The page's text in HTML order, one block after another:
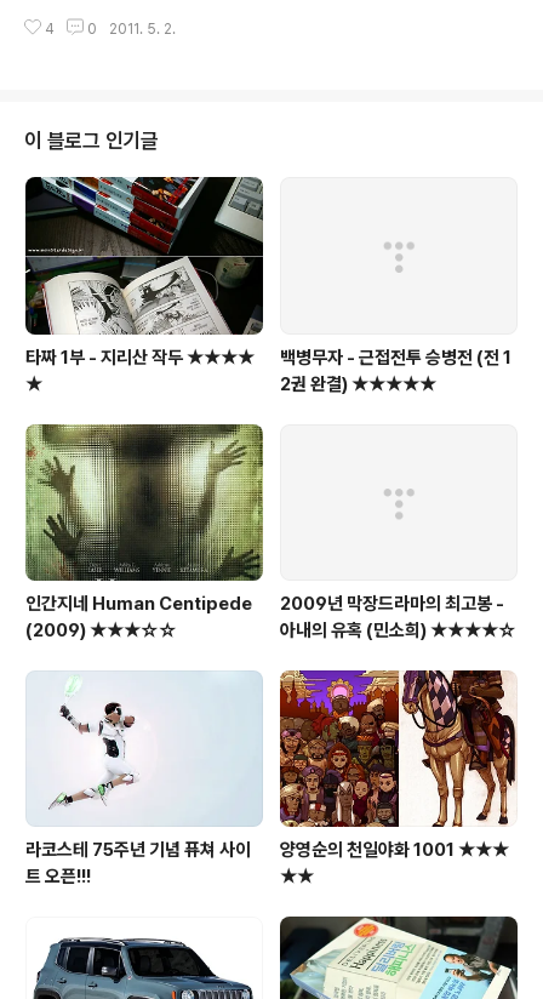
인지 진짜 갈매기인지 구분조차 못할 정도로 형태뿐아니
1369.htm ※ 메이킹 필름 보기 --> http://www.festo.c
om/cms/en_corp/11369_11468.htm#id_11468
4 0 2011. 5. 2.
이 블로그 인기글
타짜 1부 - 지리산 작두 ★★★★
★
백병무자 - 근접전투 승병전 (전 1
2권 완결) ★★★★★
인간지네 Human Centipede
(2009) ★★★☆☆
2009년 막장드라마의 최고봉 -
아내의 유혹 (민소희) ★★★★☆
라코스테 75주년 기념 퓨쳐 사이
트 오픈!!!
양영순의 천일야화 1001 ★★★
★★